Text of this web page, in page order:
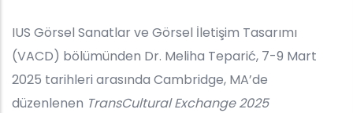
IUS Görsel Sanatlar ve Görsel İletişim Tasarımı
(VACD) bölümünden Dr. Meliha Teparić, 7-9 Mart
2025 tarihleri arasında Cambridge, MA’de
düzenlenen TransCultural Exchange 2025